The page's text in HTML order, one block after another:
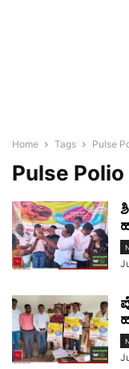
Home Tags Pulse
Pulse Polio